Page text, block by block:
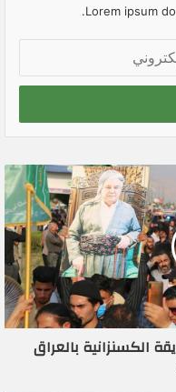
Lorem ipsum
الكسنزانية بالعراق